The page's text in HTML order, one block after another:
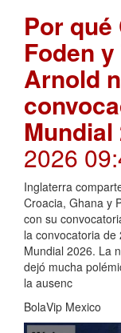
Por qué
Foden
Arnold
Mundial
2026
Inglaterra
Croacia, Ghana y
con su
la convocatoria
Mundial 2026. La
dejó mucha
la ausenc
BolaVip Mexico